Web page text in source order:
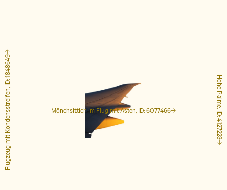
Mönchsittich im Flug mit Ästen, ID: 6077466 Hohe Palme, ID: 4127223
Flugzeug mit Kondensstreifen, ID: 1848649